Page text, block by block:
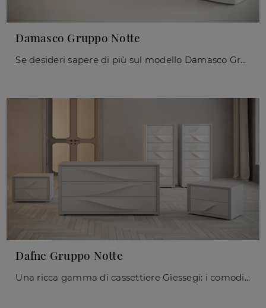
Damasco Gruppo Notte
Se desideri sapere di più sul modello Damasco Gruppo Notte, clicca e scopri i Comodini e comò Giessegi ideali per la tua camera da letto.
Dafne Gruppo Notte
Una ricca gamma di cassettiere Giessegi: i comodini moderni in laccato opaco, come Dafne Gruppo Notte, sono tra le proposte più originali.